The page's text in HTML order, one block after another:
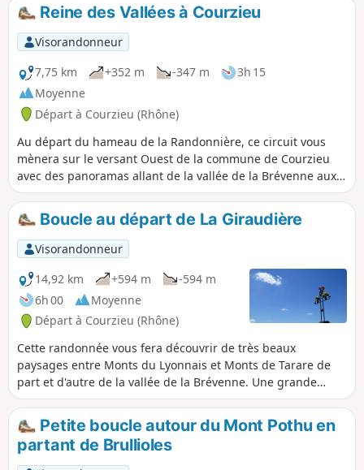
Reine des Vallées à Courzieu
Visorandonneur
7,75 km
+352 m -347 m
3h 15
Moyenne
Départ à Courzieu (Rhône)
Au départ du hameau de la Randonnière, ce circuit vous
mènera sur le versant Ouest de la commune de Courzieu
avec des panoramas allant de la vallée de la Brévenne aux
monts du Forez. L'occasion aussi de découvrir la Chapelle de
Pomeyrieu, sur votre passage.
Boucle au départ de La Giraudière
Visorandonneur
14,92 km
+594 m
-594 m
6h 00
Moyenne
Départ à Courzieu (Rhône)
Cette randonnée vous fera découvrir de très beaux
paysages entre Monts du Lyonnais et Monts de Tarare de
part et d'autre de la vallée de la Brévenne. Une grande
partie de cette randonnée se passe sur les crêtes avec des
points de vue très intéressants. De nombreux panneaux
indicateurs tout au long du parcours vous aideront à vous
orienter.
Petite boucle autour du Mont Pothu en
partant de Brullioles